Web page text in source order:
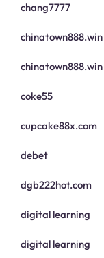
chang7777
chinatown888.win
chinatown888.win
coke55
cupcake88x.com
debet
dgb222hot.com
digital learning
digital learning